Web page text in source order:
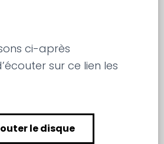
ci-après
sur ce lien les
le disque